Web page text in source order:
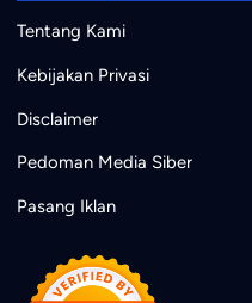
Tentang Kami
Kebijakan Privasi
Disclaimer
Pedoman Media Siber
Pasang Iklan